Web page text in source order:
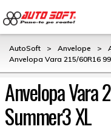
AutoSoft > Anvelope >
Anvelopa Vara 215/60R16
Anvelopa
Summer3 XL